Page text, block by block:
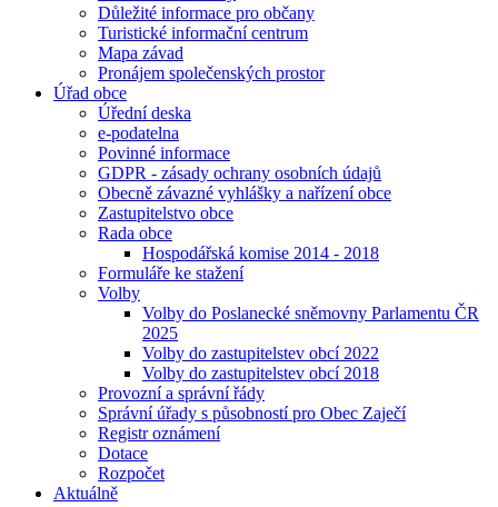
Důležité informace pro občany
Turistické informační centrum
Mapa závad
Pronájem společenských prostor
Úřad obce
Úřední deska
e-podatelna
Povinné informace
GDPR - zásady ochrany osobních údajů
Obecně závazné vyhlášky a nařízení obce
Zastupitelstvo obce
Rada obce
Hospodářská komise 2014 - 2018
Formuláře ke stažení
Volby
Volby do Poslanecké sněmovny Parlamentu ČR
2025
Volby do zastupitelstev obcí 2022
Volby do zastupitelstev obcí 2018
Provozní a správní řády
Správní úřady s působností pro Obec Zaječí
Registr oznámení
Dotace
Rozpočet
Aktuálně